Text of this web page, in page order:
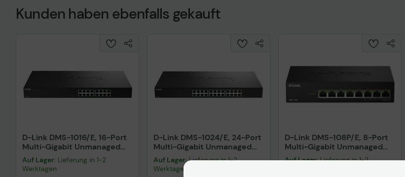
Kunden haben ebenfalls gekauft
D-Link DMS-1016/E, 16-Port
Multi-Gigabit Unmanaged
Switch
Auf Lager: Lieferung in 1-2
Werktagen
D-Link DMS-1024/E, 24-Port
Multi-Gigabit Unmanaged
Switch
Auf Lager: Lieferung in 1-2
Werktagen
D-Link DMS-108P/E, 8-Port
Multi-Gigabit Unmanaged
PoE Switch
Auf Lager: Lieferung in 1-2